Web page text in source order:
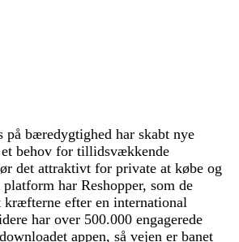
på bæredygtighed har skabt nye
behov for tillidsvækkende
det attraktivt for private at købe og
har Reshopper, som de
kræfterne efter en international
har over 500.000 engagerede
appen, så vejen er banet